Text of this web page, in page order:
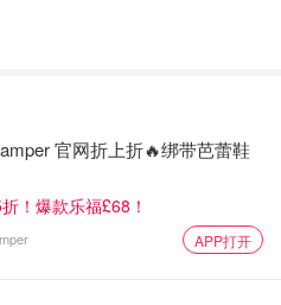
官网折上折🔥绑带芭蕾鞋
！爆款乐福£68！
APP打开